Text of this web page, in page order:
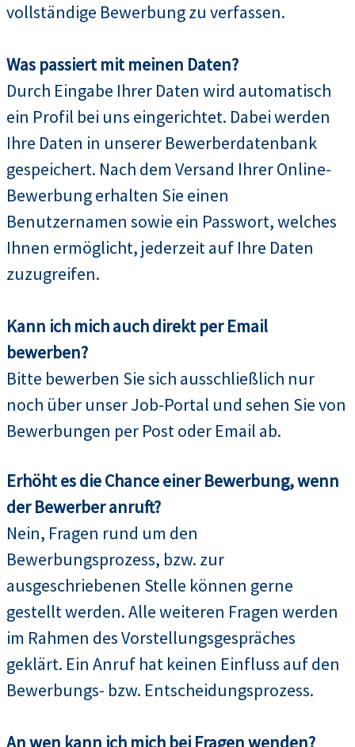
vollständige Bewerbung zu verfassen.
Was passiert mit meinen Daten?
Durch Eingabe Ihrer Daten wird automatisch
ein Profil bei uns eingerichtet. Dabei werden
Ihre Daten in unserer Bewerberdatenbank
gespeichert. Nach dem Versand Ihrer Online-
Bewerbung erhalten Sie einen
Benutzernamen sowie ein Passwort, welches
Ihnen ermöglicht, jederzeit auf Ihre Daten
zuzugreifen.
Kann ich mich auch direkt per Email
bewerben?
Bitte bewerben Sie sich ausschließlich nur
noch über unser Job-Portal und sehen Sie von
Bewerbungen per Post oder Email ab.
Erhöht es die Chance einer Bewerbung, wenn
der Bewerber anruft?
Nein, Fragen rund um den
Bewerbungsprozess, bzw. zur
ausgeschriebenen Stelle können gerne
gestellt werden. Alle weiteren Fragen werden
im Rahmen des Vorstellungsgespräches
geklärt. Ein Anruf hat keinen Einfluss auf den
Bewerbungs- bzw. Entscheidungsprozess.
An wen kann ich mich bei Fragen wenden?